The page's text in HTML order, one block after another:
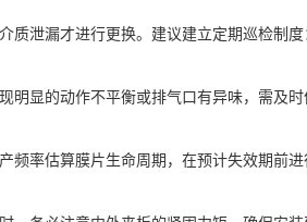
质泄漏才进行更换。建议建立定期巡检制度
明显的动作不平衡或排气口有异味，需及时
频率估算膜片生命周期，在预计失效期前进